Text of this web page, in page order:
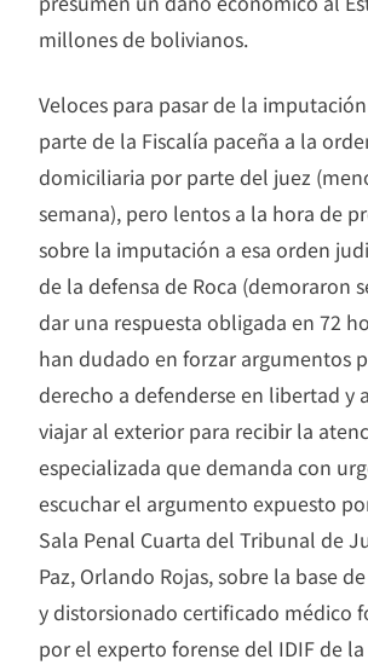
millones de bolivianos.
Veloces para pasar de la
parte de la Fiscalía paceña a la
domiciliaria por parte del juez
semana), pero lentos a la hora de
sobre la imputación a esa orden
de la defensa de Roca (demoraron
dar una respuesta obligada en 72
han dudado en forzar argumentos
derecho a defenderse en libertad y
viajar al exterior para recibir la
especializada que demanda con
escuchar el argumento expuesto
Sala Penal Cuarta del Tribunal de
Paz, Orlando Rojas, sobre la base
y distorsionado certificado médico
por el experto forense del IDIF de